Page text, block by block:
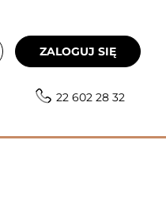
ZALOGUJ SIĘ
22 602 28 32